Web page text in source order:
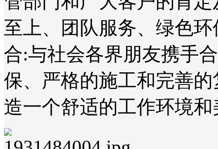
至上、团队服务、绿色
合:与社会各界朋友携手
保、严格的施工和完善
造一个舒适的工作环境